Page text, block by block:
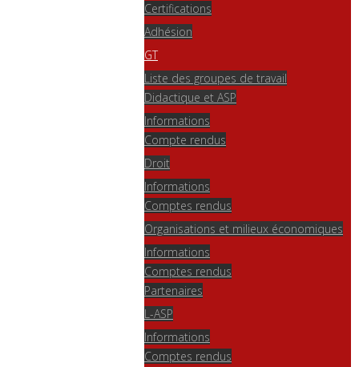
Certifications
Adhésion
GT
Liste des groupes de travail
Didactique et ASP
Informations
Compte rendus
Droit
Informations
Comptes rendus
Organisations et milieux économiques
Informations
Comptes rendus
Partenaires
L-ASP
Informations
Comptes rendus